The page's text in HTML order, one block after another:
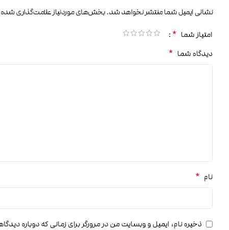
نشانی ایمیل شما منتشر نخواهد شد.بخش‌های موردنیاز علامت‌گذاری
امتیاز شما *
دیدگاه شما *
نام *
ذخیره نام، ایمیل و وبسایت من در مرورگر برای زمانی که دوباره